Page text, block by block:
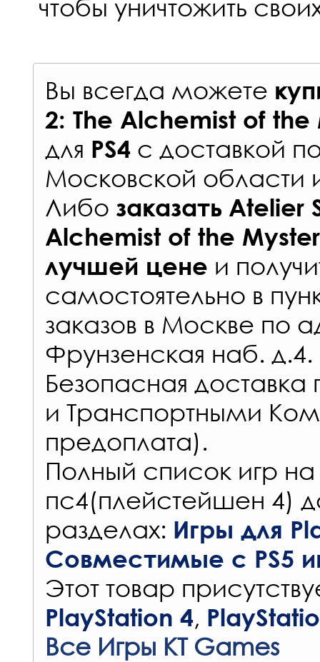
чтобы уничтожить
Вы всегда можете
2: The Alchemist of
для PS4 с доставкой
Московской области
Либо заказать Atelier
Alchemist of the
лучшей цене и
самостоятельно в
заказов в Москве по
Фрунзенская наб. д.4.
Безопасная
и Транспортными
предоплата).
Полный список игр на
пс4(плейстейшен 4)
разделах: Игры для
Совместимые с PS5
Этот товар
PlayStation 4,
Все Игры KT Games